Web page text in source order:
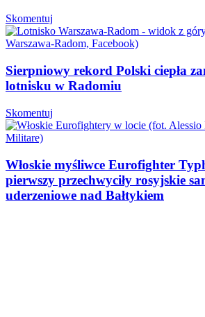
Skomentuj
Sierpniowy rekord Polski ciepła
lotnisku w Radomiu
Skomentuj
Włoskie myśliwce Eurofighter
pierwszy przechwyciły rosyjskie
uderzeniowe nad Bałtykiem